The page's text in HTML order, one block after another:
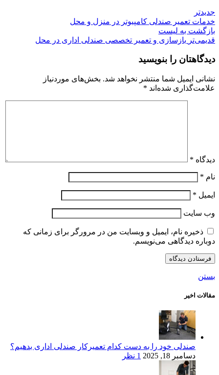
جدیدتر
خدمات تعمیر صندلی کامپیوتر در منزل و محل
بازگشت به لیست
قدیمی‌تر بازسازی و تعمیر تخصصی صندلی اداری در محل
دیدگاهتان را بنویسید
نشانی ایمیل شما منتشر نخواهد شد. بخش‌های موردنیاز
علامت‌گذاری شده‌اند *
دیدگاه *
نام *
ایمیل *
وب‌ سایت
ذخیره نام، ایمیل و وبسایت من در مرورگر برای زمانی که
دوباره دیدگاهی می‌نویسم.
بستن
مقالات اخیر
صندلی خود را به دست کدام تعمیرکار صندلی اداری بدهیم؟
دسامبر 18, 2025
1 نظر